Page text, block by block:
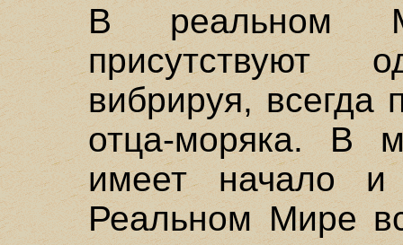
В реальном
присутствуют
вибрируя, всегда
отца-моряка. В
имеет начало
Реальном Мире